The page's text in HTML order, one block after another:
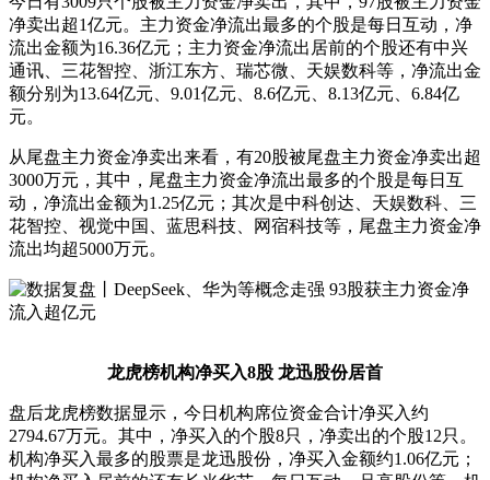
净卖出超1亿元。主力资金净流出最多的个股是每日互动，净
流出金额为16.36亿元；主力资金净流出居前的个股还有中兴
通讯、三花智控、浙江东方、瑞芯微、天娱数科等，净流出金
额分别为13.64亿元、9.01亿元、8.6亿元、8.13亿元、6.84亿
元。
从尾盘主力资金净卖出来看，有20股被尾盘主力资金净卖出超
3000万元，其中，尾盘主力资金净流出最多的个股是每日互
动，净流出金额为1.25亿元；其次是中科创达、天娱数科、三
花智控、视觉中国、蓝思科技、网宿科技等，尾盘主力资金净
流出均超5000万元。
龙虎榜机构净买入8股 龙迅股份居首
盘后龙虎榜数据显示，今日机构席位资金合计净买入约
2794.67万元。其中，净买入的个股8只，净卖出的个股12只。
机构净买入最多的股票是龙迅股份，净买入金额约1.06亿元；